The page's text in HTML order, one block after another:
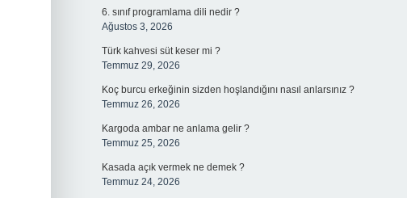
6. sınıf programlama dili nedir ?
Ağustos 3, 2026
Türk kahvesi süt keser mi ?
Temmuz 29, 2026
Koç burcu erkeğinin sizden hoşlandığını nasıl anlarsınız ?
Temmuz 26, 2026
Kargoda ambar ne anlama gelir ?
Temmuz 25, 2026
Kasada açık vermek ne demek ?
Temmuz 24, 2026